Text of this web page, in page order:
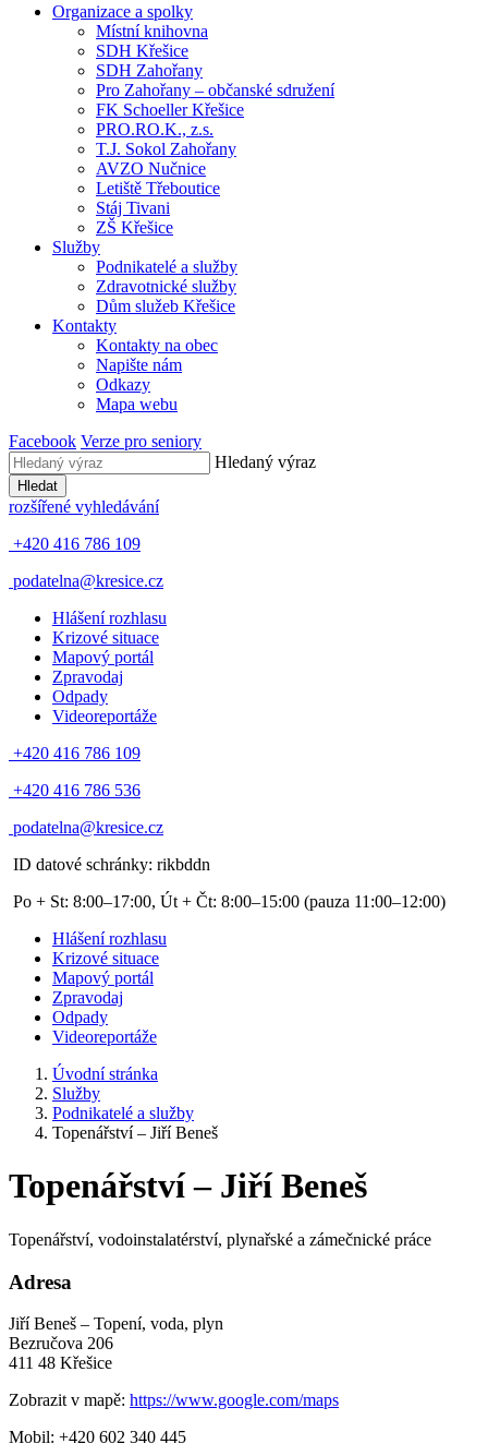
Organizace a spolky
Místní knihovna
SDH Křešice
SDH Zahořany
Pro Zahořany – občanské sdružení
FK Schoeller Křešice
PRO.RO.K., z.s.
T.J. Sokol Zahořany
AVZO Nučnice
Letiště Třeboutice
Stáj Tivani
ZŠ Křešice
Služby
Podnikatelé a služby
Zdravotnické služby
Dům služeb Křešice
Kontakty
Kontakty na obec
Napište nám
Odkazy
Mapa webu
Facebook Verze pro seniory
Hledaný výraz
Hledat
rozšířené vyhledávání
+420 416 786 109
podatelna@kresice.cz
Hlášení rozhlasu
Krizové situace
Mapový portál
Zpravodaj
Odpady
Videoreportáže
+420 416 786 109
+420 416 786 536
podatelna@kresice.cz
ID datové schránky: rikbddn
Po + St: 8:00–17:00, Út + Čt: 8:00–15:00 (pauza 11:00–12:00)
Hlášení rozhlasu
Krizové situace
Mapový portál
Zpravodaj
Odpady
Videoreportáže
Úvodní stránka
Služby
Podnikatelé a služby
Topenářství – Jiří Beneš
Topenářství – Jiří Beneš
Topenářství, vodoinstalatérství, plynařské a zámečnické práce
Adresa
Jiří Beneš – Topení, voda, plyn
Bezručova 206
411 48 Křešice
Zobrazit v mapě: https://www.google.com/maps
Mobil: +420 602 340 445